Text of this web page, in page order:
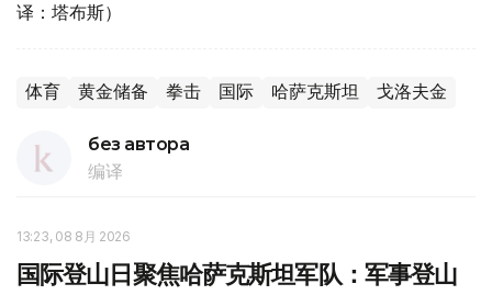
译：塔布斯）
体育 黄金储备 拳击 国际 哈萨克斯坦 戈洛夫金
без автора
编译
13:23, 08 8月 2026
国际登山日聚焦哈萨克斯坦军队：军事登山